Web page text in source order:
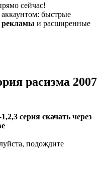
сейчас!
быстрые
рекламы и расширенные
расизма 2007
серия скачать через
подождите